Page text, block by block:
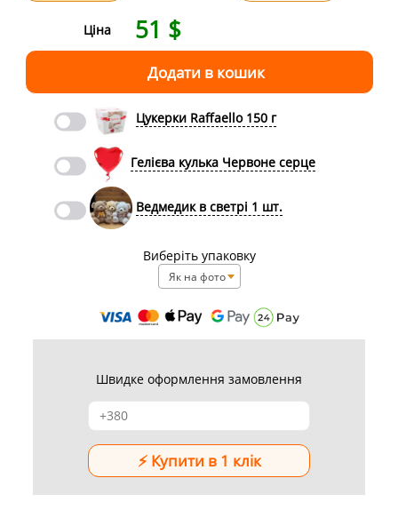
Ціна 51 $
Цукерки Raffaello 150 г
Гелієва кулька Червоне серце
Ведмедик в светрі 1 шт.
Виберіть упаковку
Як на фото
Швидке оформлення замовлення